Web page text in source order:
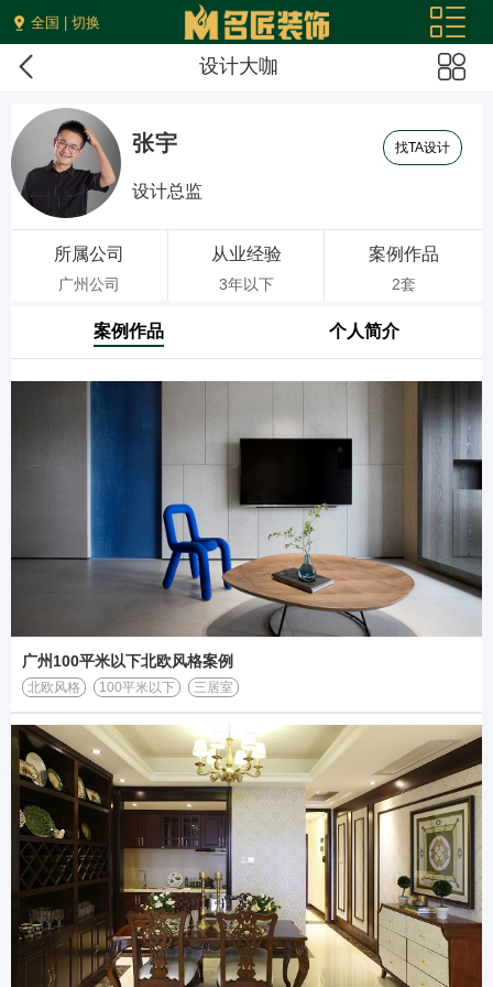
全国 | 切换
设计大咖
张宇
设计总监
找TA设计
所属公司
广州公司
从业经验
3年以下
案例作品
2套
案例作品 个人简介
广州100平米以下北欧风格案例
北欧风格 100平米以下 三居室